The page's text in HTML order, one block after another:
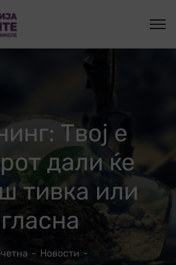
Твој е
дали ќе
тивка или
гласна
Новости